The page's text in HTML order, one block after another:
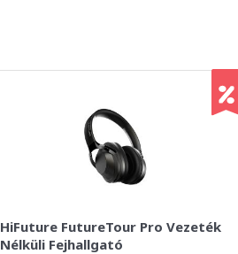
HiFuture FutureTour Pro Vezeték
Nélküli Fejhallgató